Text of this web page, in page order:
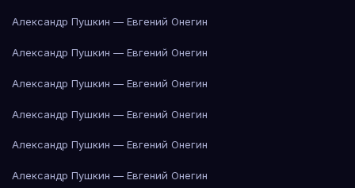
Александр Пушкин — Евгений Онегин
Александр Пушкин — Евгений Онегин
Александр Пушкин — Евгений Онегин
Александр Пушкин — Евгений Онегин
Александр Пушкин — Евгений Онегин
Александр Пушкин — Евгений Онегин